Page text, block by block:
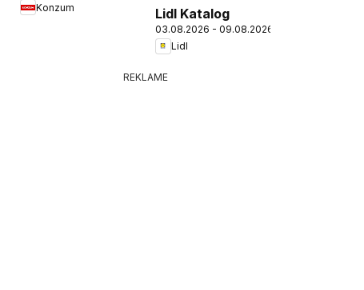
Konzum
Lidl Katalog
03.08.2026 - 09.08.2026
Lidl
REKLAME